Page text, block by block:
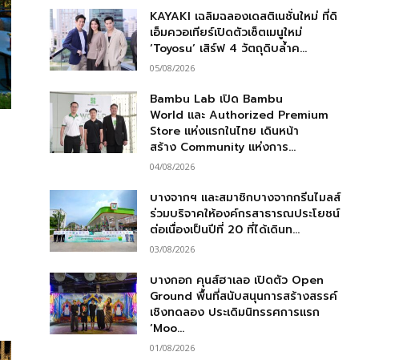
KAYAKI เฉลิมฉลองเดสติเนชั่นใหม่ ที่ดิ
เอ็มควอเทียร์เปิดตัวเซ็ตเมนูใหม่
‘Toyosu’ เสิร์ฟ 4 วัตถุดิบล้ำค...
05/08/2026
Bambu Lab เปิด Bambu
World และ Authorized Premium
Store แห่งแรกในไทย เดินหน้า
สร้าง Community แห่งการ...
04/08/2026
บางจากฯ และสมาชิกบางจากกรีนไมลส์
ร่วมบริจาคให้องค์กรสาธารณประโยชน์
ต่อเนื่องเป็นปีที่ 20 ที่ได้เดินท...
03/08/2026
บางกอก คุนส์ฮาเลอ เปิดตัว Open
Ground พื้นที่สนับสนุนการสร้างสรรค์
เชิงทดลอง ประเดิมนิทรรศการแรก
‘Moo...
01/08/2026